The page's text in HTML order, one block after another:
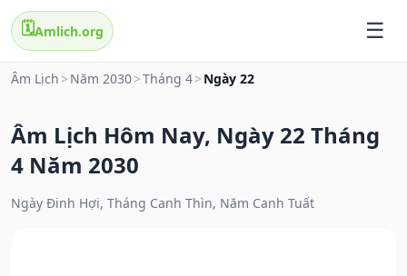
🗓️Amlich.org
Âm Lịch > Năm 2030>Tháng 4> Ngày 22
Âm Lịch Hôm Nay, Ngày 22 Tháng
4 Năm 2030
Ngày Đinh Hợi, Tháng Canh Thìn, Năm Canh Tuất